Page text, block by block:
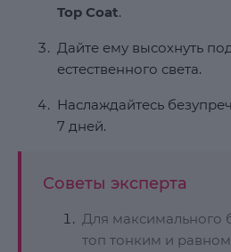
Top Coat.
Дайте ему высохнуть
естественного света.
Наслаждайтесь
7 дней.
Советы эксперта
Для максимального
топ тонким и